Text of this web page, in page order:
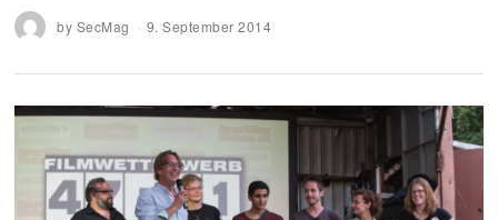
by SecMag 9. September 2014